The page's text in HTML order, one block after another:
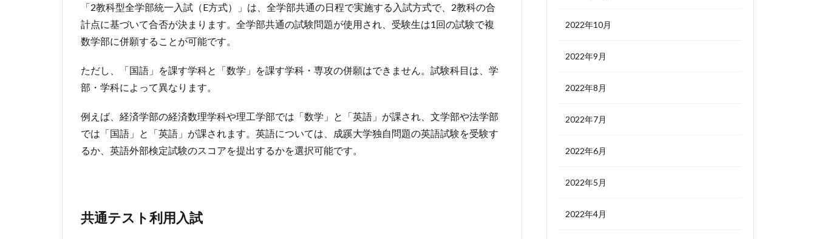
「2教科型全学部統一入試（E方式）」は、全学部共通の日程で実施する入試方式で、2教科の合
計点に基づいて合否が決まります。全学部共通の試験問題が使用され、受験生は1回の試験で複
数学部に併願することが可能です。
ただし、「国語」を課す学科と「数学」を課す学科・専攻の併願はできません。試験科目は、学
部・学科によって異なります。
例えば、経済学部の経済数理学科や理工学部では「数学」と「英語」が課され、文学部や法学部
では「国語」と「英語」が課されます。英語については、成蹊大学独自問題の英語試験を受験す
るか、英語外部検定試験のスコアを提出するかを選択可能です。
共通テスト利用入試
2022年10月
2022年9月
2022年8月
2022年7月
2022年6月
2022年5月
2022年4月